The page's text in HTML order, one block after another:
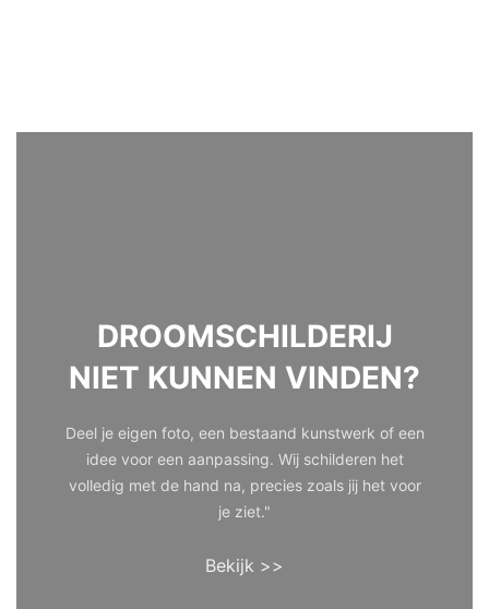
DROOMSCHILDERIJ
NIET KUNNEN VINDEN?
Deel je eigen foto, een bestaand kunstwerk of een
idee voor een aanpassing. Wij schilderen het
volledig met de hand na, precies zoals jij het voor
je ziet."
Bekijk >>